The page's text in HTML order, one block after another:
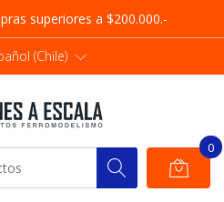
superiores a $200.000.-
(Chile)
0